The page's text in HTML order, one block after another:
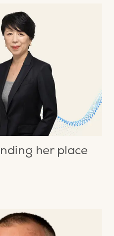
her place